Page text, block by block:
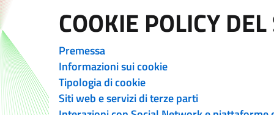
COOKIE POLICY
Premessa
Informazioni sui cookie
Tipologia di cookie
Siti web e servizi di terze parti